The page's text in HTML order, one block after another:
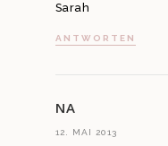
Sarah
ANTWORTEN
NA
12. MAI 2013